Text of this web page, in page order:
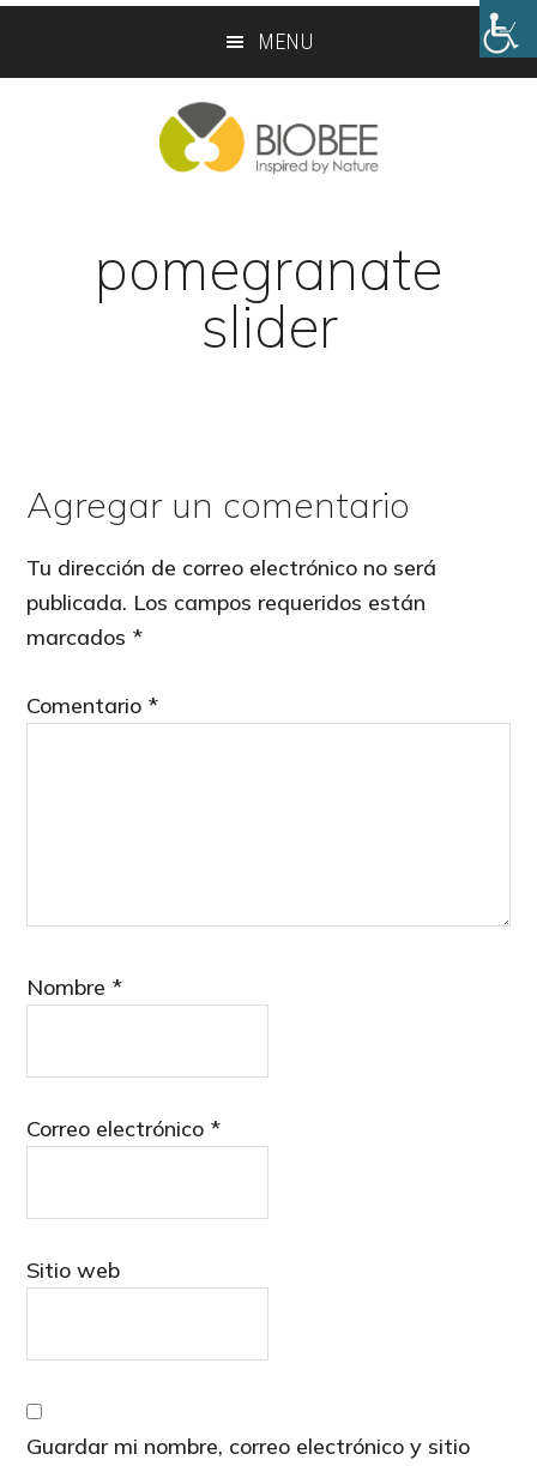
MENU
pomegranate
slider
Reader
Interactions
Agregar un comentario
Tu dirección de correo electrónico no será
publicada. Los campos requeridos están
marcados *
Comentario *
Nombre *
Correo electrónico *
Sitio web
Guardar mi nombre, correo electrónico y sitio